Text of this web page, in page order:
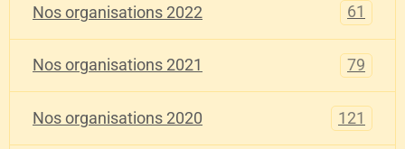
Nos organisations 2022 61
Nos organisations 2021 79
Nos organisations 2020 121